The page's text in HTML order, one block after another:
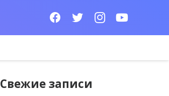
Свежие записи